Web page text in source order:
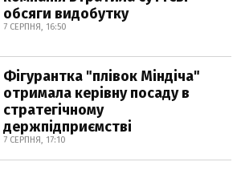
обсяги видобутку
7 СЕРПНЯ, 16:50
Фігурантка "плівок Міндіча"
отримала керівну посаду в
стратегічному
держпідприємстві
7 СЕРПНЯ, 17:10